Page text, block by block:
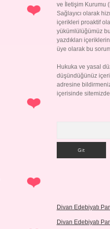
ve İletişim Kurumu
Sağlayıcı olarak
içerikleri proaktif
yükümlülüğümüz
yazdıkları
üye olarak bu
Hukuka ve yasal
düşündüğünüz
adresine
içerisinde
Divan Edebiyatı
Divan Edebiyatı